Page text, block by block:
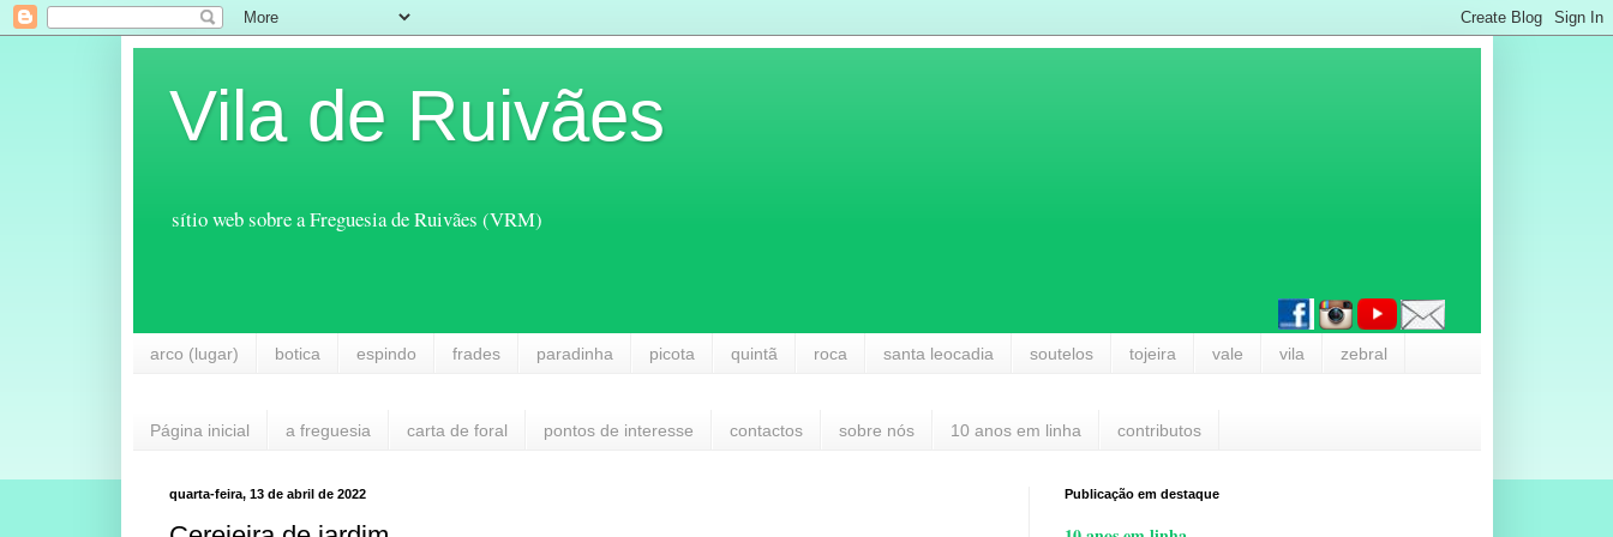
Vila de Ruivães
sítio web sobre a Freguesia de Ruivães (VRM)
arco (lugar) botica espindo frades paradinha picota quintã roca santa leocadia soutelos tojeira vale vila zebral
Página inicial a freguesia carta de foral pontos de interesse contactos sobre nós 10 anos em linha contributos
quarta-feira, 13 de abril de 2022 Publicação em destaque